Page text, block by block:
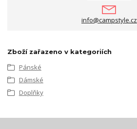
info@campstyle.cz
Zboží zařazeno v kategoriích
Pánské
Dámské
Doplňky